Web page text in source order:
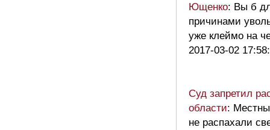
Ющенко: Вы б
причинами
уже клеймо на
2017-03-02
Суд запретил
области:
не распахали